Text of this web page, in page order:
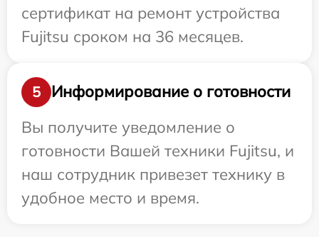
сертификат на ремонт устройства
Fujitsu сроком на 36 месяцев.
5
Информирование о готовности
Вы получите уведомление о
готовности Вашей техники Fujitsu, и
наш сотрудник привезет технику в
удобное место и время.